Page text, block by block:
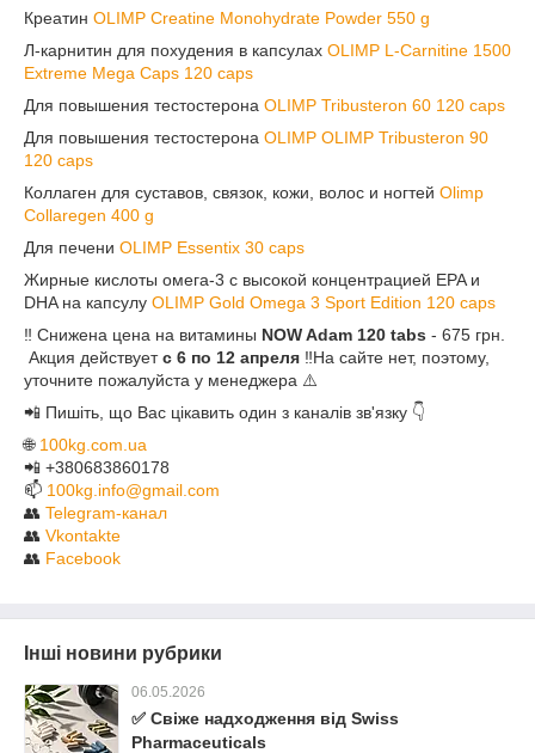
Креатин OLIMP Creatine Monohydrate Powder 550 g
Л-карнитин для похудения в капсулах OLIMP L-Carnitine 1500
Extreme Mega Caps 120 caps
Для повышения тестостерона OLIMP Tribusteron 60 120 caps
Для повышения тестостерона OLIMP OLIMP Tribusteron 90
120 caps
Коллаген для суставов, связок, кожи, волос и ногтей Olimp
Collaregen 400 g
Для печени OLIMP Essentix 30 caps
Жирные кислоты омега-3 с высокой концентрацией EPA и
DHA на капсулу OLIMP Gold Omega 3 Sport Edition 120 caps
‼️ Снижена цена на витамины NOW Adam 120 tabs - 675 грн.
Акция действуетс 6 по 12 апреля ‼️На сайте нет, поэтому,
уточните пожалуйста у менеджера ⚠️
📲 Пишіть, що Вас цікавить один з каналів зв'язку 👇
🌐 100kg.com.ua
📲 +380683860178
📫 100kg.info@gmail.com
👥 Telegram-канал
👥 Vkontakte
👥 Facebook
Інші новини рубрики
06.05.2026
✅ Свіже надходження від Swiss
Pharmaceuticals